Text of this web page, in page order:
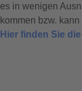
es in wenigen
kommen bzw.
Hier finden Sie